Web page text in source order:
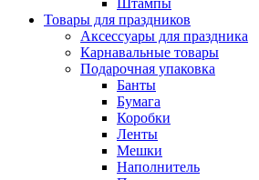
Штампы
Товары для праздников
Аксессуары для праздника
Карнавальные товары
Подарочная упаковка
Банты
Бумага
Коробки
Ленты
Мешки
Наполнитель